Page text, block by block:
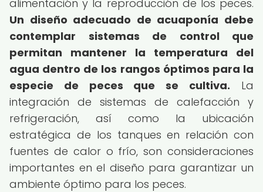
alimentación y la reproducción de los peces.
Un diseño adecuado de acuaponía debe
contemplar sistemas de control que
permitan mantener la temperatura del
agua dentro de los rangos óptimos para la
especie de peces que se cultiva. La
integración de sistemas de calefacción y
refrigeración, así como la ubicación
estratégica de los tanques en relación con
fuentes de calor o frío, son consideraciones
importantes en el diseño para garantizar un
ambiente óptimo para los peces.